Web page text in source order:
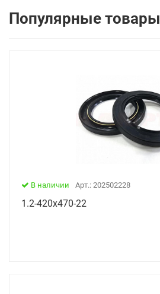
Популярные товары
В наличии Арт.: 202502228
1.2-420х470-22